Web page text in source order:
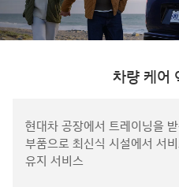
AA
기준을
차량 케어
현대차 공장에서 트레이닝을
부품으로 최신식 시설에서 서
유지 서비스